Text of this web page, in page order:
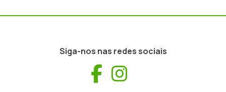
Siga-nos nas redes sociais
Facebook